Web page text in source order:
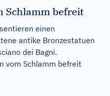
Schlamm befreit
einen
antike Bronzestatuen
dei Bagni.
vom Schlamm befreit